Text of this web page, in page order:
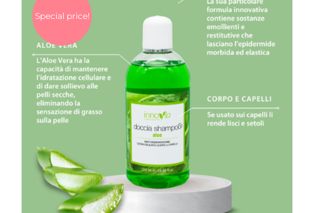
Special price!